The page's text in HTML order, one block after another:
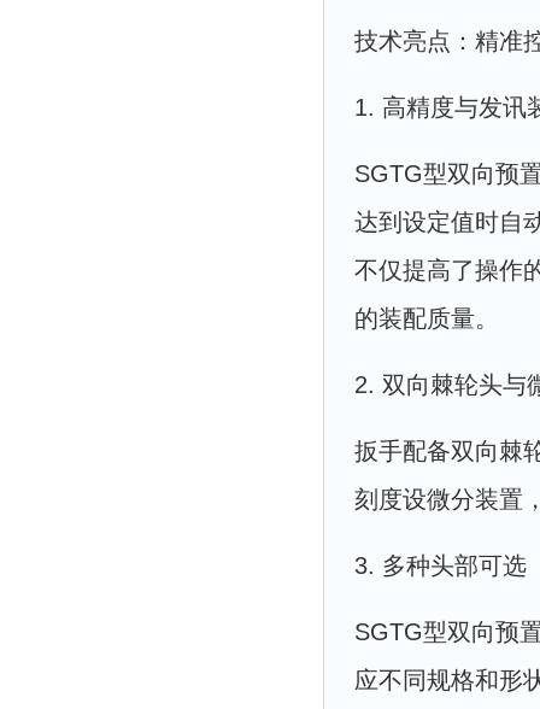
技术亮点：精准
1. 高精度与发讯
SGTG型双向预
达到设定值时自
不仅提高了操作
的装配质量。
2. 双向棘轮头与
扳手配备双向棘
刻度设微分装置
3. 多种头部可选
SGTG型双向预
应不同规格和形